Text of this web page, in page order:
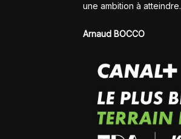
une ambition à atteindre.
Arnaud BOCCO